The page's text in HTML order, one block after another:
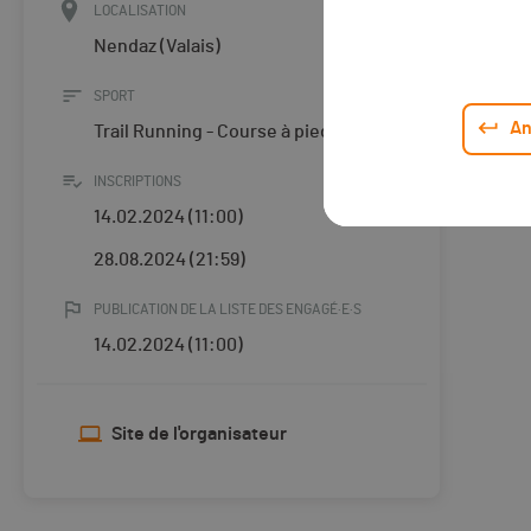
LOCALISATION
Nendaz (Valais)
SPORT
Trail Running - Course à pied
INSCRIPTIONS
14.02.2024 (11:00)
28.08.2024 (21:59)
PUBLICATION DE LA LISTE DES ENGAGÉ·E·S
14.02.2024 (11:00)
Site de l'organisateur